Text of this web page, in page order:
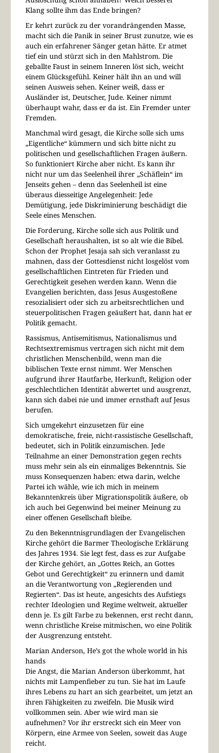
Klang sollte ihm das Ende bringen?
Er kehrt zurück zu der vorandrängenden Masse,
macht sich die Panik in seiner Brust zunutze, wie es
auch ein erfahrener Sänger getan hätte. Er atmet
tief ein und stürzt sich in den Mahlstrom. Die
geballte Faust in seinem Inneren löst sich, weicht
einem Glücksgefühl. Keiner hält ihn an und will
seinen Ausweis sehen. Keiner weiß, dass er
Ausländer ist, Deutscher, Jude. Keiner nimmt
überhaupt wahr, dass er da ist. Ein Fremder unter
Fremden.
Manchmal wird gesagt, die Kirche solle sich ums
„Eigentliche“ kümmern und sich bitte nicht zu
politischen und gesellschaftlichen Fragen äußern.
So funktioniert Kirche aber nicht. Es kann ihr
nicht nur um das Seelenheil ihrer „Schäflein“ im
Jenseits gehen – denn das Seelenheil ist eine
überaus diesseitige Angelegenheit: Jede
Demütigung, jede Diskriminierung beschädigt die
Seele eines Menschen.
Die Forderung, Kirche solle sich aus Politik und
Gesellschaft heraushalten, ist so alt wie die Bibel.
Schon der Prophet Jesaja sah sich veranlasst zu
mahnen, dass der Gottesdienst nicht losgelöst vom
gesellschaftlichen Eintreten für Frieden und
Gerechtigkeit gesehen werden kann. Wenn die
Evangelien berichten, dass Jesus Ausgestoßene
resozialisiert oder sich zu arbeitsrechtlichen und
steuerpolitischen Fragen geäußert hat, dann hat er
Politik gemacht.
Rassismus, Antisemitismus, Nationalismus und
Rechtsextremismus vertragen sich nicht mit dem
christlichen Menschenbild, wenn man die
biblischen Texte ernst nimmt. Wer Menschen
aufgrund ihrer Hautfarbe, Herkunft, Religion oder
geschlechtlichen Identität abwertet und ausgrenzt,
kann sich dabei nie und immer ernsthaft auf Jesus
berufen.
Sich umgekehrt einzusetzen für eine
demokratische, freie, nicht-rassistische Gesellschaft,
bedeutet, sich in Politik einzumischen. Jede
Teilnahme an einer Demonstration gegen rechts
muss mehr sein als ein einmaliges Bekenntnis. Sie
muss Konsequenzen haben: etwa darin, welche
Partei ich wähle, wie ich mich in meinem
Bekanntenkreis über Migrationspolitik äußere, ob
ich auch bei Gegenwind bei meiner Meinung zu
einer offenen Gesellschaft bleibe.
Zu den Bekenntnisgrundlagen der Evangelischen
Kirche gehört die Barmer Theologische Erklärung
des Jahres 1934. Sie legt fest, dass es zur Aufgabe
der Kirche gehört, an „Gottes Reich, an Gottes
Gebot und Gerechtigkeit“ zu erinnern und damit
an die Verantwortung von „Regierenden und
Regierten“. Das ist heute, angesichts des Aufstiegs
rechter Ideologien und Regime weltweit, aktueller
denn je. Es gilt Farbe zu bekennen, erst recht dann,
wenn christliche Kreise mitmischen, wo eine Politik
der Ausgrenzung entsteht.
Marian Anderson, He’s got the whole world in his
hands
Die Angst, die Marian Anderson überkommt, hat
nichts mit Lampenfieber zu tun. Sie hat im Laufe
ihres Lebens zu hart an sich gearbeitet, um jetzt an
ihren Fähigkeiten zu zweifeln. Die Musik wird
vollkommen sein. Aber wie wird man sie
aufnehmen? Vor ihr erstreckt sich ein Meer von
Körpern, eine Armee von Seelen, soweit das Auge
reicht.